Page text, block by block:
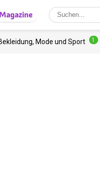
Magazine
Mode und Sport 1